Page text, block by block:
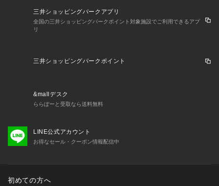
三井ショッピングパークアプリ
全国の三井ショッピングパークポイント対象施設でご利用できるアプ
リ
三井ショッピングパークポイント
&mallデスク
ららぽーと受取なら送料無料
LINE公式アカウント
お得なセール・クーポン情報配信中
初めての方へ